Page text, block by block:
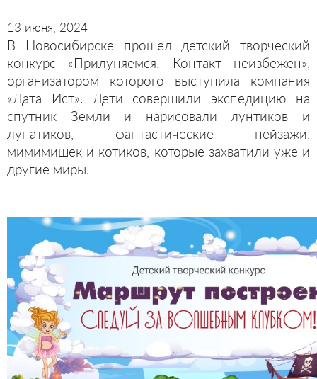
13 июня, 2024
В Новосибирске прошел детский творческий
конкурс «Прилуняемся! Контакт неизбежен»,
организатором которого выступила компания
«Дата Ист». Дети совершили экспедицию на
спутник Земли и нарисовали лунтиков и
лунатиков, фантастические пейзажи,
мимимишек и котиков, которые захватили уже и
другие миры.